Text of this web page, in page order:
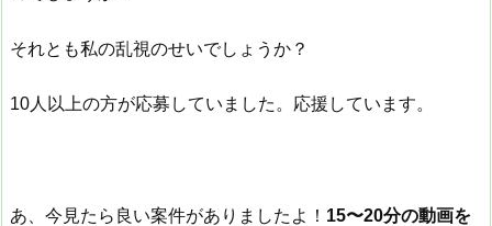
それとも私の乱視のせいでしょうか？
10人以上の方が応募していました。応援しています。
あ、今見たら良い案件がありましたよ！ 15〜20分の動画を